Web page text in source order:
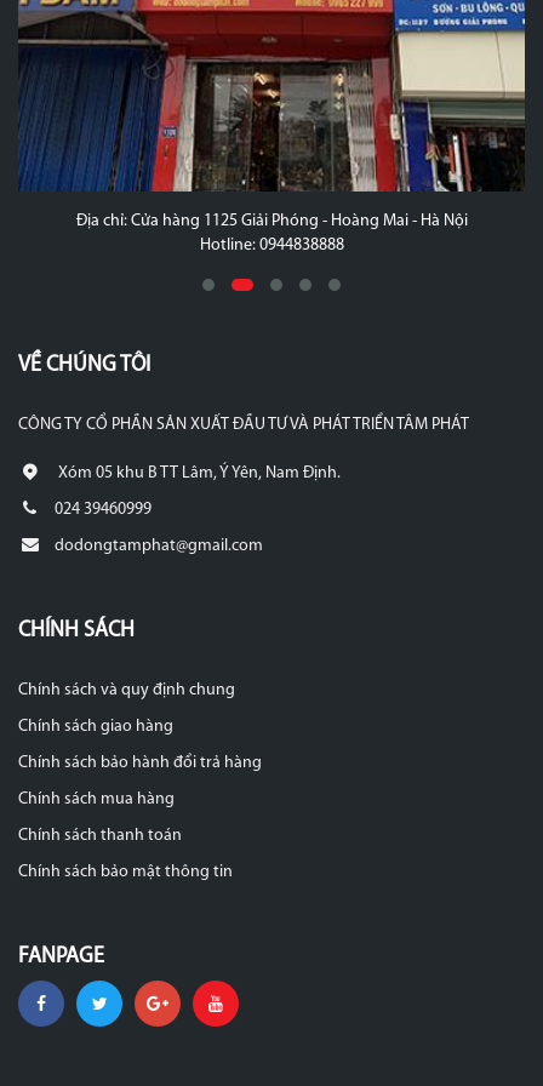
Địa chỉ: Cửa hàng 1125 Giải Phóng - Hoàng Mai - Hà Nội
Hotline: 0944838888
VỀ CHÚNG TÔI
CÔNG TY CỔ PHẦN SẢN XUẤT ĐẦU TƯ VÀ PHÁT TRIỂN TÂM PHÁT
Xóm 05 khu B TT Lâm, Ý Yên, Nam Định.
024 39460999
dodongtamphat@gmail.com
CHÍNH SÁCH
Chính sách và quy định chung
Chính sách giao hàng
Chính sách bảo hành đổi trả hàng
Chính sách mua hàng
Chính sách thanh toán
Chính sách bảo mật thông tin
FANPAGE